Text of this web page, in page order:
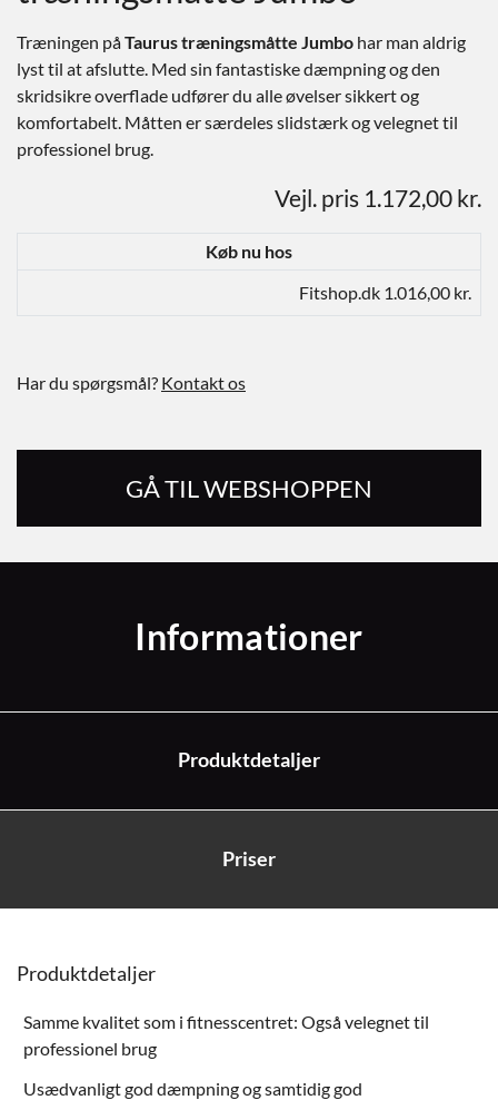
Træningen påTaurus træningsmåtte Jumbo har man aldrig
lyst til at afslutte. Med sin fantastiske dæmpning og den
skridsikre overflade udfører du alle øvelser sikkert og
komfortabelt. Måtten er særdeles slidstærk og velegnet til
professionel brug.
Vejl. pris 1.172,00 kr.
Køb nu hos
Fitshop.dk 1.016,00 kr.
Har du spørgsmål? Kontakt os
GÅ TIL WEBSHOPPEN
Informationer
Produktdetaljer
Priser
Produktdetaljer
Samme kvalitet som i fitnesscentret: Også velegnet til
professionel brug
Usædvanligt god dæmpning og samtidig god